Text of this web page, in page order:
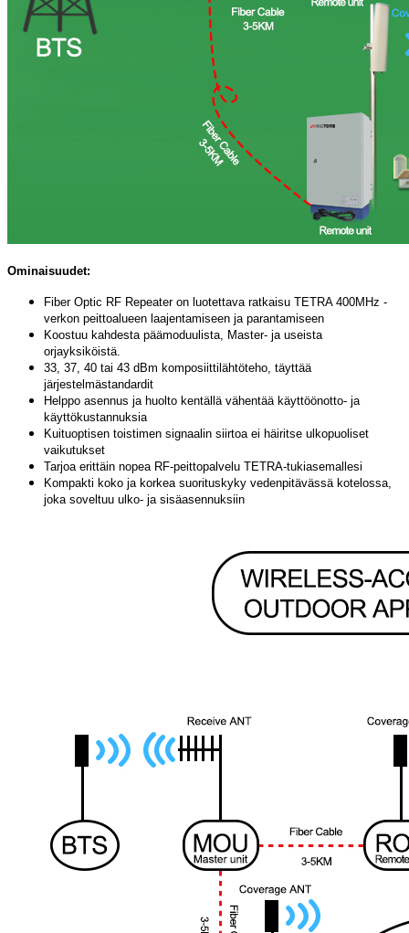
Ominaisuudet:
Fiber Optic RF Repeater on luotettava ratkaisu TETRA 400MHz -
verkon peittoalueen laajentamiseen ja parantamiseen
Koostuu kahdesta päämoduulista, Master- ja useista
orjayksiköistä.
33, 37, 40 tai 43 dBm komposiittilähtöteho, täyttää
järjestelmästandardit
Helppo asennus ja huolto kentällä vähentää käyttöönotto- ja
käyttökustannuksia
Kuituoptisen toistimen signaalin siirtoa ei häiritse ulkopuoliset
vaikutukset
Tarjoa erittäin nopea RF-peittopalvelu TETRA-tukiasemallesi
Kompakti koko ja korkea suorituskyky vedenpitävässä kotelossa,
joka soveltuu ulko- ja sisäasennuksiin